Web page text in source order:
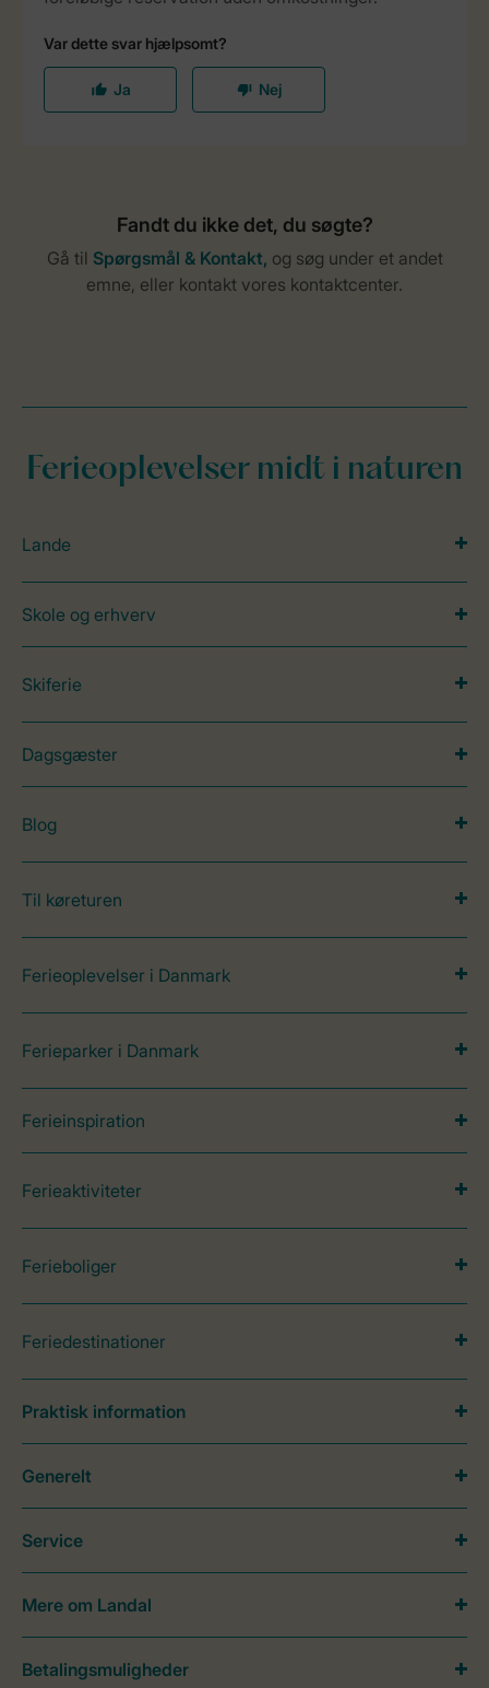
Ferieoplevelser midt i naturen
Lande
Skole og erhverv
Skiferie
Dagsgæster
Blog
Til køreturen
Ferieoplevelser i Danmark
Ferieparker i Danmark
Ferieinspiration
Ferieaktiviteter
Ferieboliger
Feriedestinationer
Praktisk information
Generelt
Service
Mere om Landal
Betalingsmuligheder